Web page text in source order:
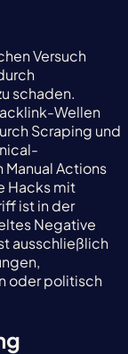
Versuch
schaden.
Wellen
Scraping und
Manual Actions
Hacks mit
ist in der
Negative
ausschließlich
oder politisch